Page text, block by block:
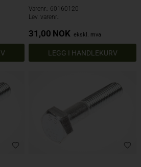
Varenr.: 60160120
Lev. varenr.:
31,00 NOK ekskl. mva